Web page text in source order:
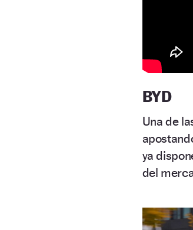
BYD
Una de
ya
del